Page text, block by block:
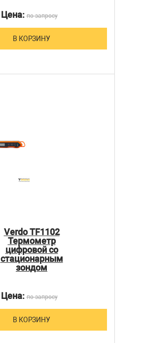
Цена:по запросу
В КОРЗИНУ
Verdo TF1102
Термометр
цифровой со
стационарным
зондом
Цена:по запросу
В КОРЗИНУ